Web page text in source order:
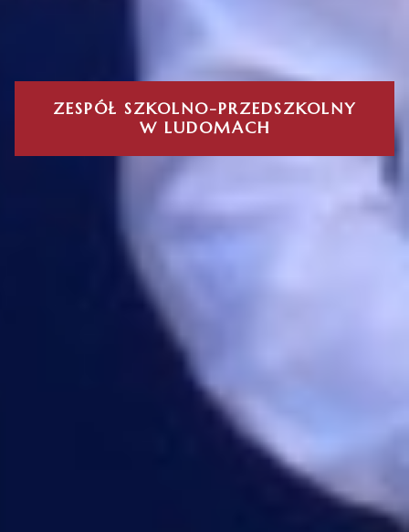
ZESPÓŁ SZKOLNO-PRZEDSZKOLNY
W LUDOMACH